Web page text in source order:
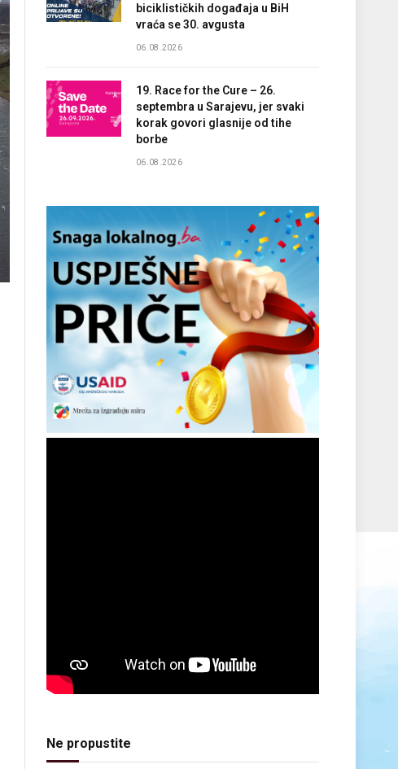
biciklističkih događaja u BiH
vraća se 30. avgusta
06.08.2026
19. Race for the Cure – 26.
septembra u Sarajevu, jer svaki
korak govori glasnije od tihe
borbe
06.08.2026
Ne propustite